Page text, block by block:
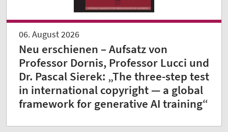
06. August 2026
Neu erschienen – Aufsatz von
Professor Dornis, Professor Lucci und
Dr. Pascal Sierek: „The three-step test
in international copyright — a global
framework for generative AI training“